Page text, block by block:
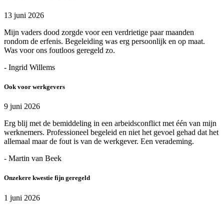
13 juni 2026
Mijn vaders dood zorgde voor een verdrietige paar maanden
rondom de erfenis. Begeleiding was erg persoonlijk en op maat.
Was voor ons foutloos geregeld zo.
- Ingrid Willems
Ook voor werkgevers
9 juni 2026
Erg blij met de bemiddeling in een arbeidsconflict met één van mijn
werknemers. Professioneel begeleid en niet het gevoel gehad dat het
allemaal maar de fout is van de werkgever. Een verademing.
- Martin van Beek
Onzekere kwestie fijn geregeld
1 juni 2026